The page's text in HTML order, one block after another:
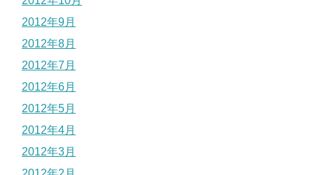
2012年9月
2012年8月
2012年7月
2012年6月
2012年5月
2012年4月
2012年3月